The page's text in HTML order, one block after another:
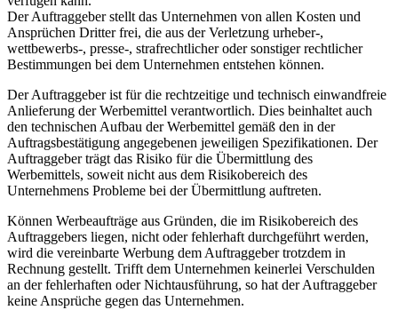
Der Auftraggeber stellt das Unternehmen von allen Kosten und
Ansprüchen Dritter frei, die aus der Verletzung urheber-,
wettbewerbs-, presse-, strafrechtlicher oder sonstiger rechtlicher
Bestimmungen bei dem Unternehmen entstehen können.
Der Auftraggeber ist für die rechtzeitige und technisch einwandfreie
Anlieferung der Werbemittel verantwortlich. Dies beinhaltet auch
den technischen Aufbau der Werbemittel gemäß den in der
Auftragsbestätigung angegebenen jeweiligen Spezifikationen. Der
Auftraggeber trägt das Risiko für die Übermittlung des
Werbemittels, soweit nicht aus dem Risikobereich des
Unternehmens Probleme bei der Übermittlung auftreten.
Können Werbeaufträge aus Gründen, die im Risikobereich des
Auftraggebers liegen, nicht oder fehlerhaft durchgeführt werden,
wird die vereinbarte Werbung dem Auftraggeber trotzdem in
Rechnung gestellt. Trifft dem Unternehmen keinerlei Verschulden
an der fehlerhaften oder Nichtausführung, so hat der Auftraggeber
keine Ansprüche gegen das Unternehmen.